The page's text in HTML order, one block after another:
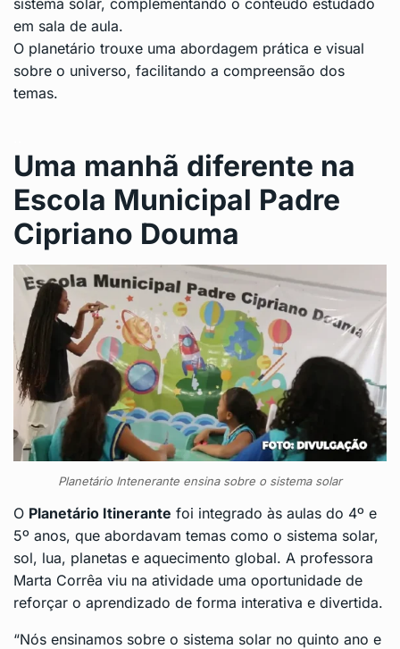
em sala de aula.
O planetário trouxe uma abordagem prática e visual
sobre o universo, facilitando a compreensão dos
temas.
Uma manhã diferente na
Escola Municipal Padre
Cipriano Douma
Planetário Intenerante ensina sobre o sistema solar
O Planetário Itinerante foi integrado às aulas do 4º e
5º anos, que abordavam temas como o sistema solar,
sol, lua, planetas e aquecimento global. A professora
Marta Corrêa viu na atividade uma oportunidade de
reforçar o aprendizado de forma interativa e divertida.
“Nós ensinamos sobre o sistema solar no quinto ano e